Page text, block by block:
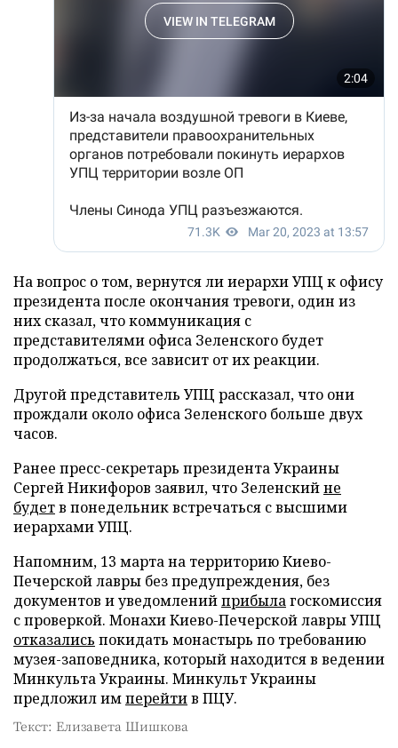
На вопрос о том, вернутся ли иерархи УПЦ к офису
президента после окончания тревоги, один из
них сказал, что коммуникация с
представителями офиса Зеленского будет
продолжаться, все зависит от их реакции.
Другой представитель УПЦ рассказал, что они
прождали около офиса Зеленского больше двух
часов.
Ранее пресс-секретарь президента Украины
Сергей Никифоров заявил, что Зеленскийне
будетв понедельник встречаться с высшими
иерархами УПЦ.
Напомним, 13 марта на территорию Киево-
Печерской лавры без предупреждения, без
документов и уведомленийприбылагоскомиссия
с проверкой. Монахи Киево-Печерской лавры УПЦ
отказались покидать монастырь по требованию
музея-заповедника, который находится в ведении
Минкульта Украины. Минкульт Украины
предложил имперейтив ПЦУ.
Текст: Елизавета Шишкова